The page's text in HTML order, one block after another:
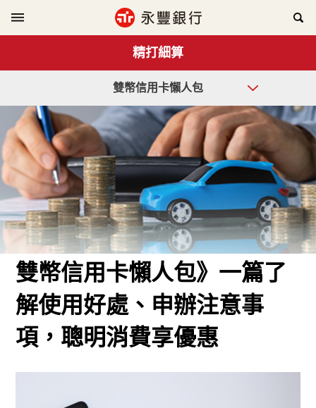
精打細算
雙幣信用卡懶人包
雙幣信用卡懶人包》一篇了
解使用好處、申辦注意事
項，聰明消費享優惠